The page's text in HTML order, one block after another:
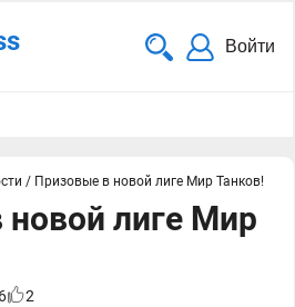
Войти
/ Призовые в новой лиге Мир Танков!
лиге Мир
2